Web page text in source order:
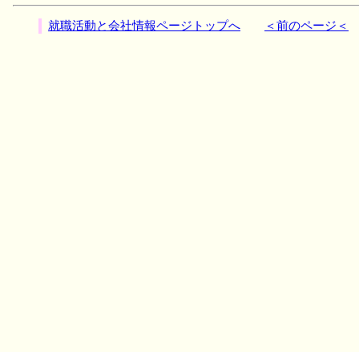
就職活動と会社情報ページトップへ ＜前のページ＜